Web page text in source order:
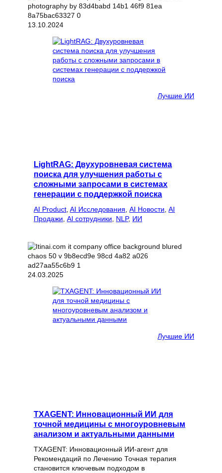
13.10.2024
Лучшие ИИ
LightRAG: Двухуровневая система
поиска для улучшения работы с
сложными запросами в системах
генерации с поддержкой поиска
AI Product AI Исследования AI Новости AI
Продажи AI сотрудники NLP, ИИ
24.03.2025
Лучшие ИИ
TXAGENT: Инновационный ИИ для
точной медицины с многоуровневым
анализом и актуальными данными
TXAGENT: Инновационный ИИ-агент для
Рекомендаций по Лечению Точная терапия
становится ключевым подходом в